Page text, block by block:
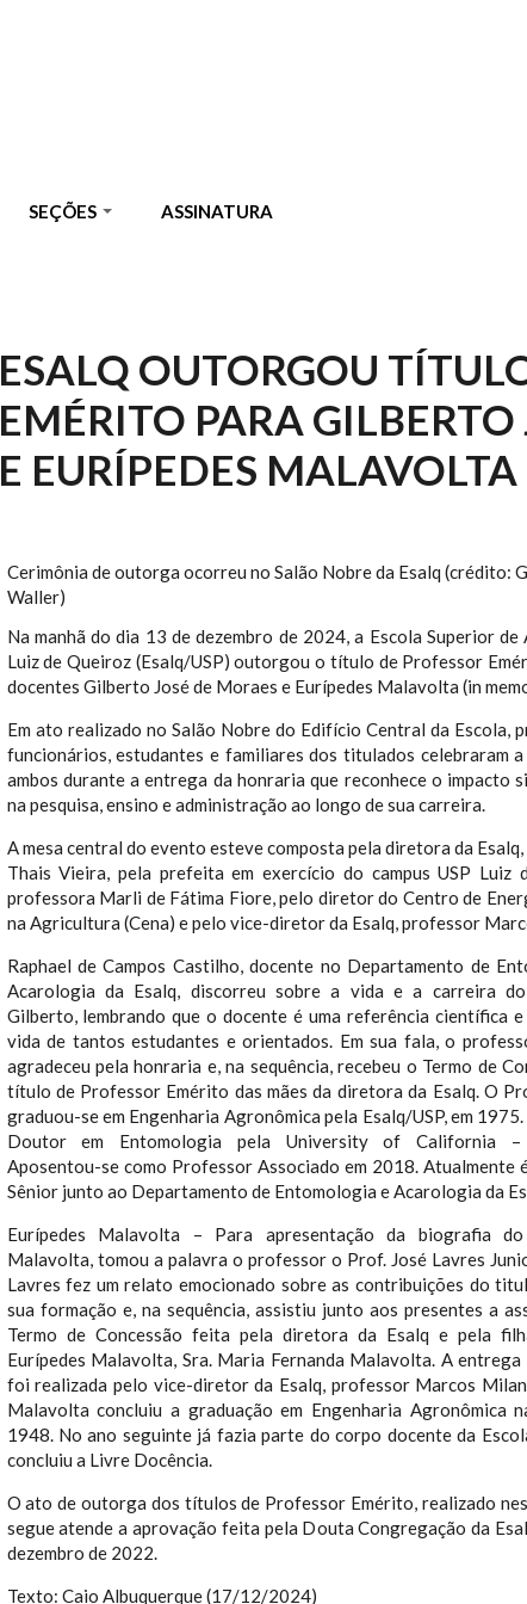
SEÇÕES ASSINATURA
ESALQ OUTORGOU
EMÉRITO PARA
E EURÍPEDES
Cerimônia de outorga ocorreu no Salão Nobre da Esalq (crédito:
Waller)
Na manhã do dia 13 de dezembro de 2024, a Escola Superior
Luiz de Queiroz (Esalq/USP) outorgou o título de Professor
docentes Gilberto José de Moraes e Eurípedes Malavolta (in
Em ato realizado no Salão Nobre do Edifício Central da Escola,
funcionários, estudantes e familiares dos titulados celebraram
ambos durante a entrega da honraria que reconhece o impacto
na pesquisa, ensino e administração ao longo de sua carreira.
A mesa central do evento esteve composta pela diretora da
Thais Vieira, pela prefeita em exercício do campus USP Luiz
professora Marli de Fátima Fiore, pelo diretor do Centro de
na Agricultura (Cena) e pelo vice-diretor da Esalq, professor
Raphael de Campos Castilho, docente no Departamento de
Acarologia da Esalq, discorreu sobre a vida e a carreira
Gilberto, lembrando que o docente é uma referência científica e
vida de tantos estudantes e orientados. Em sua fala, o
agradeceu pela honraria e, na sequência, recebeu o Termo de
título de Professor Emérito das mães da diretora da Esalq. O
graduou-se em Engenharia Agronômica pela Esalq/USP, em
Doutor em Entomologia pela University of California –
Aposentou-se como Professor Associado em 2018. Atualmente
Sênior junto ao Departamento de Entomologia e Acarologia da
Eurípedes Malavolta – Para apresentação da biografia
Malavolta, tomou a palavra o professor o Prof. José Lavres
Lavres fez um relato emocionado sobre as contribuições do
sua formação e, na sequência, assistiu junto aos presentes a
Termo de Concessão feita pela diretora da Esalq e pela
Eurípedes Malavolta, Sra. Maria Fernanda Malavolta. A entrega
foi realizada pelo vice-diretor da Esalq, professor Marcos
Malavolta concluiu a graduação em Engenharia Agronômica
1948. No ano seguinte já fazia parte do corpo docente da
concluiu a Livre Docência.
O ato de outorga dos títulos de Professor Emérito, realizado
segue atende a aprovação feita pela Douta Congregação da
dezembro de 2022.
Texto: Caio Albuquerque (17/12/2024)